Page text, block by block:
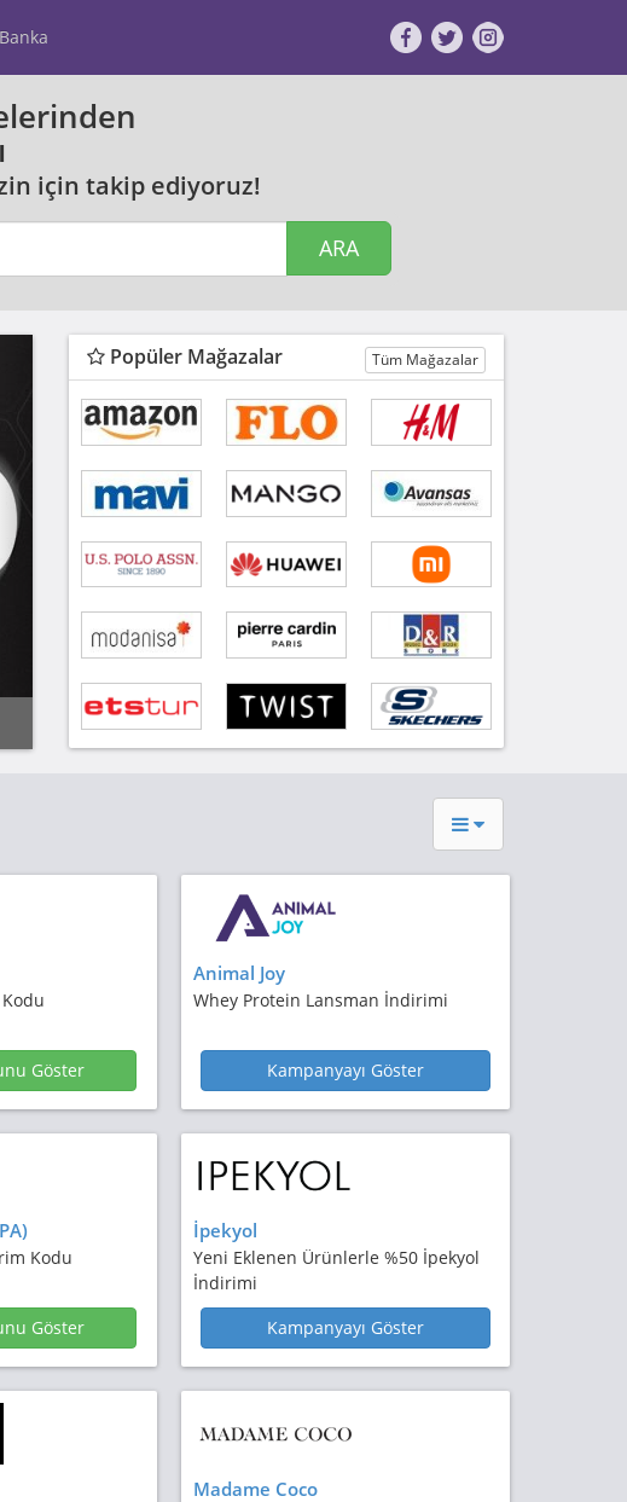
Banka
için takip ediyoruz!
ARA
Tüm Mağazalar
Popüler Mağazalar
Göster
Animal Joy
Whey Protein Lansman İndirimi
Kampanyayı Göster
Kodu
Göster
İpekyol
Yeni Eklenen Ürünlerle %50 İpekyol
İndirimi
Kampanyayı Göster
Madame Coco